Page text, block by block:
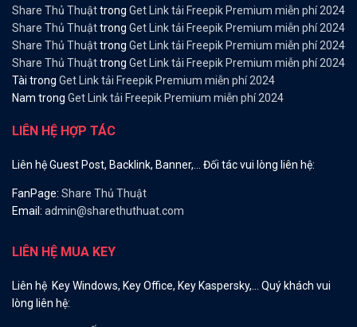
Share Thủ Thuậttrong Get Link tải Freepik Premium miễn phí 2024
Share Thủ Thuậttrong Get Link tải Freepik Premium miễn phí 2024
Share Thủ Thuậttrong Get Link tải Freepik Premium miễn phí 2024
Share Thủ Thuậttrong Get Link tải Freepik Premium miễn phí 2024
Tài trong Get Link tải Freepik Premium miễn phí 2024
Nam trong Get Link tải Freepik Premium miễn phí 2024
LIÊN HỆ HỢP TÁC
Liên hệ Guest Post, Backlink, Banner,… Đối tác vui lòng liên hệ:
FanPage: Share Thủ Thuật
Email: admin@sharethuthuat.com
LIÊN HỆ MUA KEY
Liên hệ Key Windows, Key Office, Key Kaspersky,… Quý khách vui
lòng liên hệ: